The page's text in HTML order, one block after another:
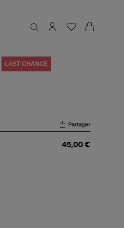
LAST CHANCE
Partager
45,00 €